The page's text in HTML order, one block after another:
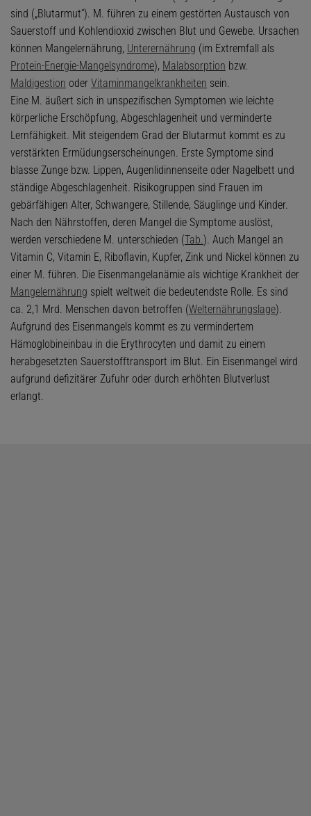
sind („Blutarmut“). M. führen zu einem gestörten Austausch von
Sauerstoff und Kohlendioxid zwischen Blut und Gewebe. Ursachen
können Mangelernährung, Unterernährung (im Extremfall als
Protein-Energie-Mangelsyndrome), Malabsorption bzw.
Maldigestion oder Vitaminmangelkrankheiten sein.
Eine M. äußert sich in unspezifischen Symptomen wie leichte
körperliche Erschöpfung, Abgeschlagenheit und verminderte
Lernfähigkeit. Mit steigendem Grad der Blutarmut kommt es zu
verstärkten Ermüdungserscheinungen. Erste Symptome sind
blasse Zunge bzw. Lippen, Augenlidinnenseite oder Nagelbett und
ständige Abgeschlagenheit. Risikogruppen sind Frauen im
gebärfähigen Alter, Schwangere, Stillende, Säuglinge und Kinder.
Nach den Nährstoffen, deren Mangel die Symptome auslöst,
werden verschiedene M. unterschieden (Tab.). Auch Mangel an
Vitamin C, Vitamin E, Riboflavin, Kupfer, Zink und Nickel können zu
einer M. führen. Die Eisenmangelanämie als wichtige Krankheit der
Mangelernährung spielt weltweit die bedeutendste Rolle. Es sind
ca. 2,1 Mrd. Menschen davon betroffen (Welternährungslage).
Aufgrund des Eisenmangels kommt es zu vermindertem
Hämoglobineinbau in die Erythrocyten und damit zu einem
herabgesetzten Sauerstofftransport im Blut. Ein Eisenmangel wird
aufgrund defizitärer Zufuhr oder durch erhöhten Blutverlust
erlangt.